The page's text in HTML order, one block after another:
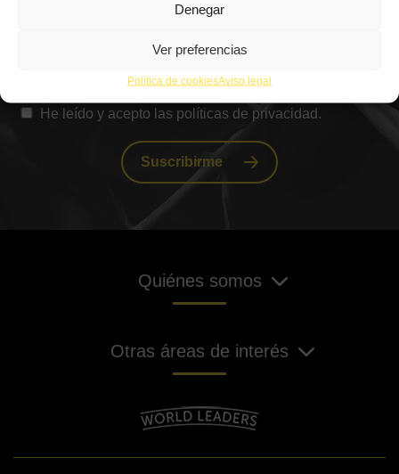
Denegar
Ver preferencias
Política de cookiesAviso legal
He leído y acepto las políticas de privacidad.
Suscribirme
Quiénes somos
Otras áreas de interés